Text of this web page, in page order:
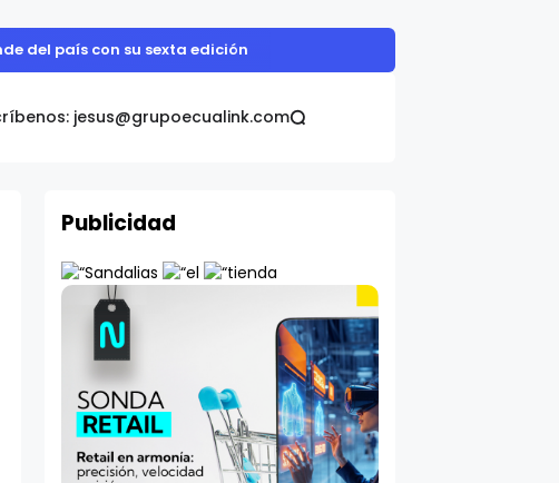
jesus@grupoecualink.com
Diplomática Galo Plaza
Publicidad